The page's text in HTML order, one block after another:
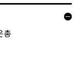
총